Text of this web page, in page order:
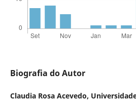
Biografia do Autor
Claudia Rosa Acevedo,